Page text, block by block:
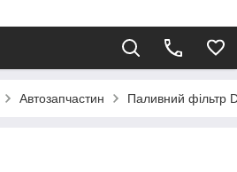
Автозапчастин Паливний фільтр